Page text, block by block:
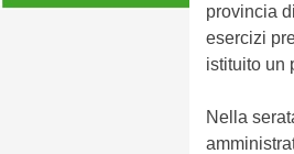
provincia
esercizi
istituito un
Nella